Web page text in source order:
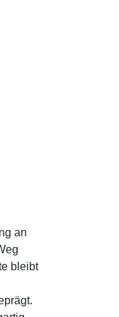
an
bleibt